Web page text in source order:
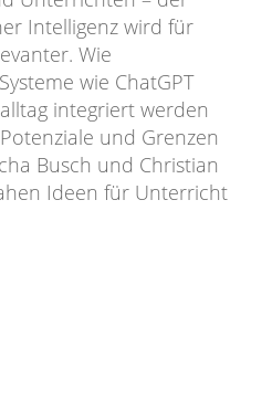
Intelligenz wird für
Wie
wie ChatGPT
integriert werden
und Grenzen
Busch und Christian
Ideen für Unterricht